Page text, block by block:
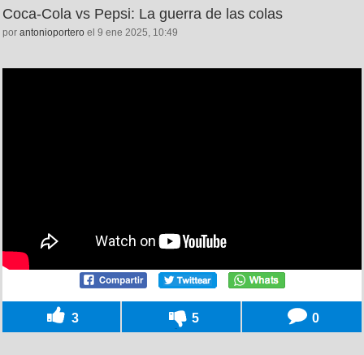
Coca-Cola vs Pepsi: La guerra de las colas
por antonioportero el 9 ene 2025, 10:49
3 5 0